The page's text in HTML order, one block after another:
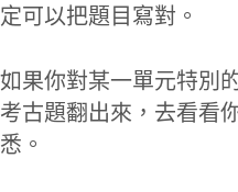
定可以把題目寫對。
如果你對某一單元特別
考古題翻出來，去看看
悉。